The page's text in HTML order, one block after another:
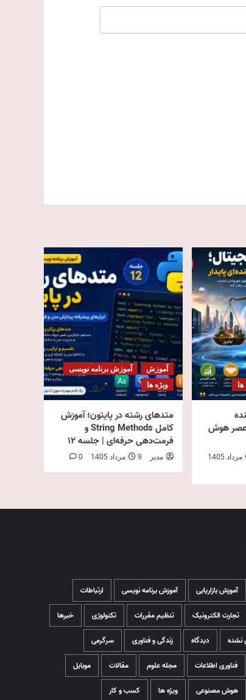
عصر هوش
آموزش
آموزش برنامه نویسی
ویژه ها
متدهای رشته در پایتون؛ آموزش
کامل String Methods و
فرمت‌دهی حرفه‌ای | جلسه ۱۲
مدیر 9 مرداد 1405 0
آموزش بازاریابی آموزش برنامه نویسی ارتباطات
تجارت الکترونیک تنظیم مقررات تکنولوژی خبرها
نشده دیدگاه زندگی و فناوری سرگرمی
فناوری اطلاعات مجله علوم مقالات موبایل
هوش مصنوعی ویژه ها کسب و کار